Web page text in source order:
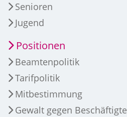
Senioren
Jugend
Positionen
Beamtenpolitik
Tarifpolitik
Mitbestimmung
Gewalt gegen Beschäftigte